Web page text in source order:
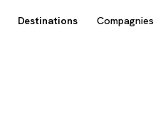
Destinations Compagnies